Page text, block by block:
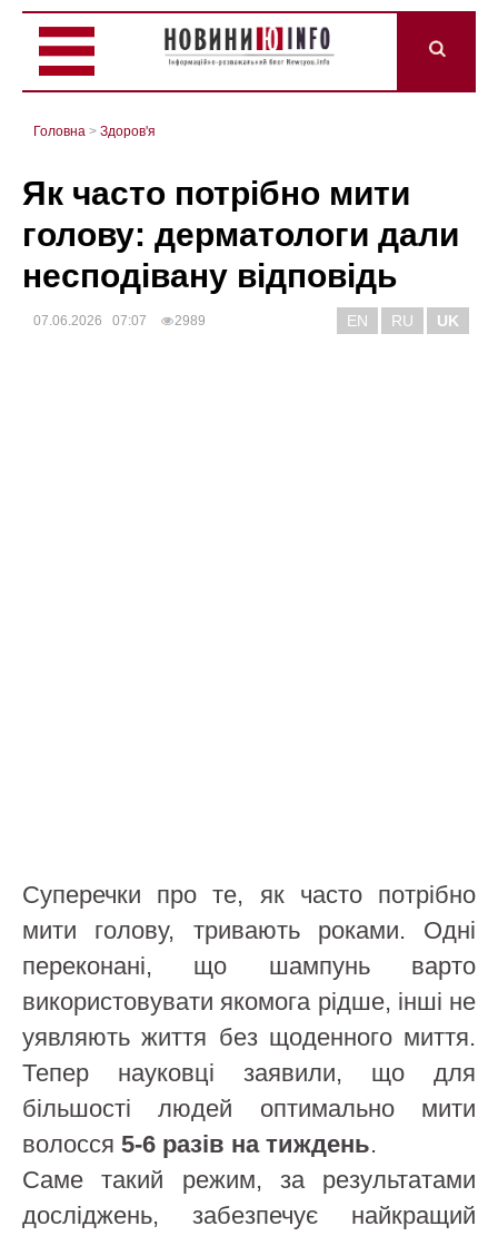
Головна > Здоров'я
Як часто потрібно мити
голову: дерматологи дали
несподівану відповідь
07.06.2026 07:07 2989 EN RU UK
Суперечки про те, як часто потрібно
мити голову, тривають роками. Одні
переконані, що шампунь варто
використовувати якомога рідше, інші не
уявляють життя без щоденного миття.
Тепер науковці заявили, що для
більшості людей оптимально мити
волосся 5-6 разів на тиждень.
Саме такий режим, за результатами
досліджень, забезпечує найкращий